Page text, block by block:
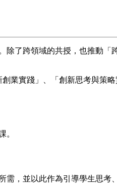
了跨領域的共授，也推動
業實踐」、「創新思考與策
。
，並以此作為引導學生思考